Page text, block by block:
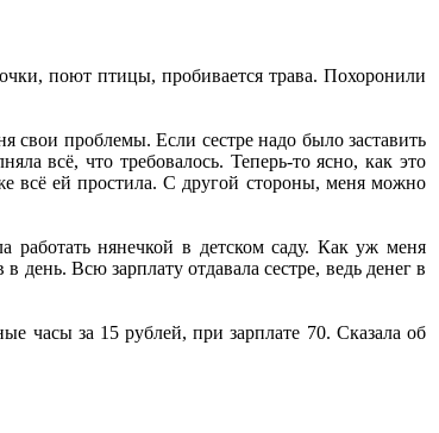
поют птицы, пробивается трава. Похоронили
свои проблемы. Если сестре надо было заставить
всё, что требовалось. Теперь-то ясно, как это
всё ей простила. С другой стороны, меня можно
работать нянечкой в детском саду. Как уж меня
день. Всю зарплату отдавала сестре, ведь денег в
часы за 15 рублей, при зарплате 70. Сказала об